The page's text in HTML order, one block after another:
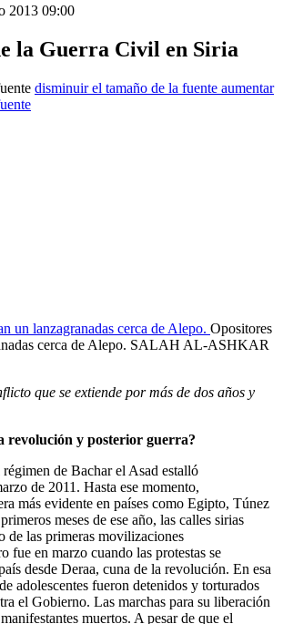
2013 09:00
la Guerra Civil en Siria
disminuir el tamaño de la fuente aumentar
Opositores
cerca de Alepo. SALAH AL-ASHKAR
que se extiende por más de dos años y
revolución y posterior guerra?
de Bachar el Asad estalló
de 2011. Hasta ese momento,
más evidente en países como Egipto, Túnez
meses de ese año, las calles sirias
de las primeras movilizaciones
fue en marzo cuando las protestas se
desde Deraa, cuna de la revolución. En esa
adolescentes fueron detenidos y torturados
el Gobierno. Las marchas para su liberación
muertos. A pesar de que el